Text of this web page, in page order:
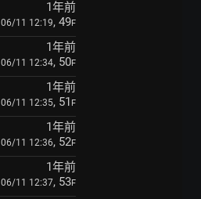
1年前
06/11 12:19, 49F
1年前
06/11 12:34, 50F
1年前
06/11 12:35, 51 F
1年前
06/11 12:36, 52F
1年前
06/11 12:37, 53F